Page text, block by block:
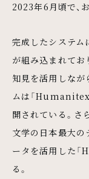
2023年6月頃で、
完成したシステム
が組み込まれてお
知見を活用しなが
ムは「
開されている。さ
文学の日本最大の
ータを活用した
る。